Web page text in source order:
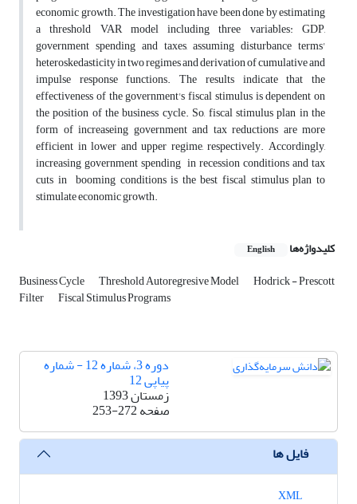
economic growth. The investigation have been done by estimating
a threshold VAR model including three variables: GDP,
government spending and taxes, assuming disturbance terms'
heteroskedasticity in two regimes and derivation of cumulative and
impulse response functions. The results indicate that the
effectiveness of the government's fiscal stimulus is dependent on
the position of the business cycle. So, fiscal stimulus plan in the
form of increaseing government and tax reductions are more
efficient in lower and upper regime, respectively. Accordingly,
increasing government spending in recession conditions and tax
cuts in booming conditions is the best fiscal stimulus plan to
stimulate economic growth.
کلیدواژه‌ها English
Business Cycle Threshold Autoregresive Model Hodrick - Prescott
Filter Fiscal Stimulus Programs
دوره 3، شماره 12 - شماره
پیاپی 12
زمستان 1393
صفحه253-272
فایل ها